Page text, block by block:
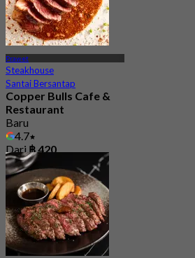
Prawet
Steakhouse
Santai Bersantap
Copper Bulls Cafe &
Restaurant
Baru
4.7
Dari ฿ 420